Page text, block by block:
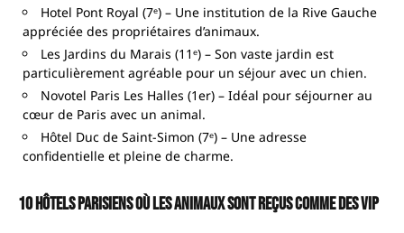
Hotel Pont Royal (7ᵉ) – Une institution de la Rive Gauche
appréciée des propriétaires d’animaux.
Les Jardins du Marais (11ᵉ) – Son vaste jardin est
particulièrement agréable pour un séjour avec un chien.
Novotel Paris Les Halles (1er) – Idéal pour séjourner au
cœur de Paris avec un animal.
Hôtel Duc de Saint-Simon (7ᵉ) – Une adresse
confidentielle et pleine de charme.
10 hôtels parisiens où les animaux sont reçus comme des VIP